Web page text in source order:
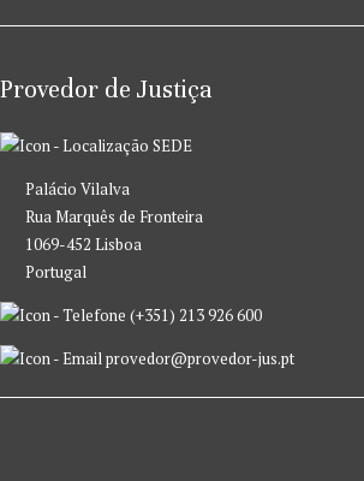
Provedor de Justiça
SEDE
Palácio Vilalva
Rua Marquês de Fronteira
1069-452 Lisboa
Portugal
(+351) 213 926 600
provedor@provedor-jus.pt